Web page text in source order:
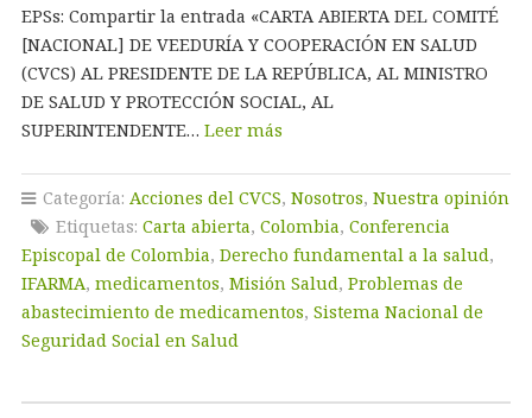
EPSs: Compartir la entrada «CARTA ABIERTA DEL COMITÉ
[NACIONAL] DE VEEDURÍA Y COOPERACIÓN EN SALUD
(CVCS) AL PRESIDENTE DE LA REPÚBLICA, AL MINISTRO
DE SALUD Y PROTECCIÓN SOCIAL, AL
SUPERINTENDENTE… Leer más
Categoría: Acciones del CVCS, Nosotros, Nuestra opinión
Etiquetas: Carta abierta, Colombia, Conferencia
Episcopal de Colombia, Derecho fundamental a la salud,
IFARMA, medicamentos, Misión Salud, Problemas de
abastecimiento de medicamentos, Sistema Nacional de
Seguridad Social en Salud